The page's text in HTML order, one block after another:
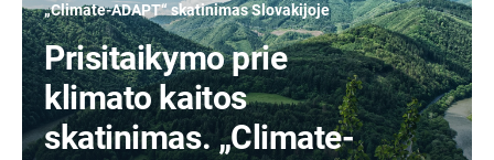
„Climate-ADAPT“ skatinimas Slovakijoje
Prisitaikymo prie
klimato kaitos
skatinimas. „Climate-